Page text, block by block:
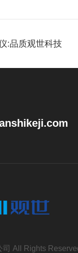
:品质观世科技
All Rights